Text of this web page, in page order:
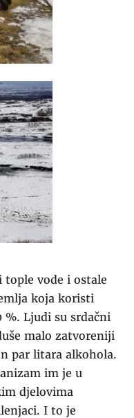
vode i ostale
koja koristi
%. Ljudi su srdačni
malo zatvoreniji
par litara alkohola.
im je u
djelovima
I to je